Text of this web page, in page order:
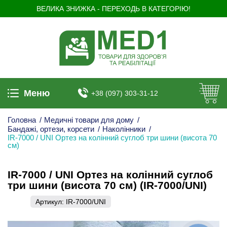
ВЕЛИКА ЗНИЖКА - ПЕРЕХОДЬ В КАТЕГОРІЮ!
Меню +38 (097) 303-31-12
Головна / Медичні товари для дому /
Бандажі, ортези, корсети / Наколінники /
IR-7000 / UNI Ортез на колінний суглоб три шини (висота 70
см)
IR-7000 / UNI Ортез на колінний суглоб
три шини (висота 70 см) (IR-7000/UNI)
Артикул: IR-7000/UNI